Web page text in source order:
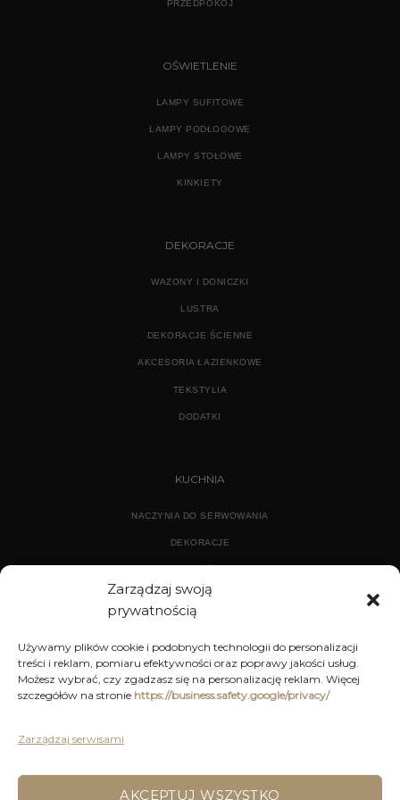
Zarządzaj swoją
prywatnością
Używamy plików cookie i podobnych technologii do personalizacji
treści i reklam, pomiaru efektywności oraz poprawy jakości usług.
Możesz wybrać, czy zgadzasz się na personalizację reklam. Więcej
szczegółów na stronie https://business.safety.google/privacy/
Zarządzaj serwisami
AKCEPTUJ WSZYSTKO
PRZEDPOKÓJ
OŚWIETLENIE
LAMPY SUFITOWE
LAMPY PODŁOGOWE
LAMPY STOŁOWE
KINKIETY
DEKORACJE
WAZONY I DONICZKI
LUSTRA
DEKORACJE ŚCIENNE
AKCESORIA ŁAZIENKOWE
TEKSTYLIA
DODATKI
KUCHNIA
NACZYNIA DO SERWOWANIA
DEKORACJE
DEKORACJE
KUCHNIA